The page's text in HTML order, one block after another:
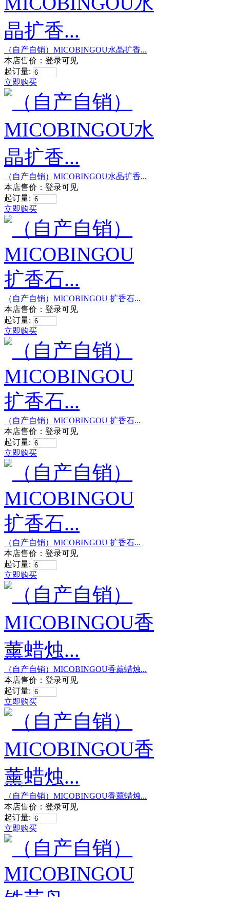
（自产自销）MICOBINGOU水晶扩香...
本店售价： 登录可见
起订量:
立即购买
（自产自销）MICOBINGOU水晶扩香...
本店售价： 登录可见
起订量:
立即购买
（自产自销）MICOBINGOU 扩香石...
本店售价： 登录可见
起订量:
立即购买
（自产自销）MICOBINGOU 扩香石...
本店售价： 登录可见
起订量:
立即购买
（自产自销）MICOBINGOU 扩香石...
本店售价： 登录可见
起订量:
立即购买
（自产自销）MICOBINGOU香薰蜡烛...
本店售价： 登录可见
起订量:
立即购买
（自产自销）MICOBINGOU香薰蜡烛...
本店售价： 登录可见
起订量:
立即购买